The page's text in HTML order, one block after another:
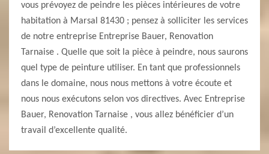
vous prévoyez de peindre les pièces intérieures de votre
habitation à Marsal 81430 ; pensez à solliciter les services
de notre entreprise Entreprise Bauer, Renovation
Tarnaise . Quelle que soit la pièce à peindre, nous saurons
quel type de peinture utiliser. En tant que professionnels
dans le domaine, nous nous mettons à votre écoute et
nous nous exécutons selon vos directives. Avec Entreprise
Bauer, Renovation Tarnaise , vous allez bénéficier d’un
travail d’excellente qualité.